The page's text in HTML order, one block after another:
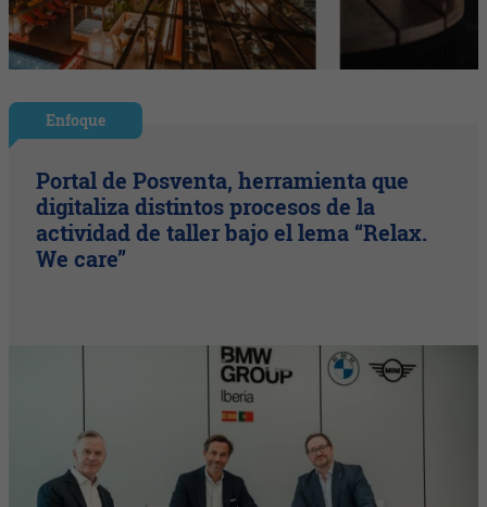
Enfoque
Portal de Posventa, herramienta que
digitaliza distintos procesos de la
actividad de taller bajo el lema “Relax.
We care”